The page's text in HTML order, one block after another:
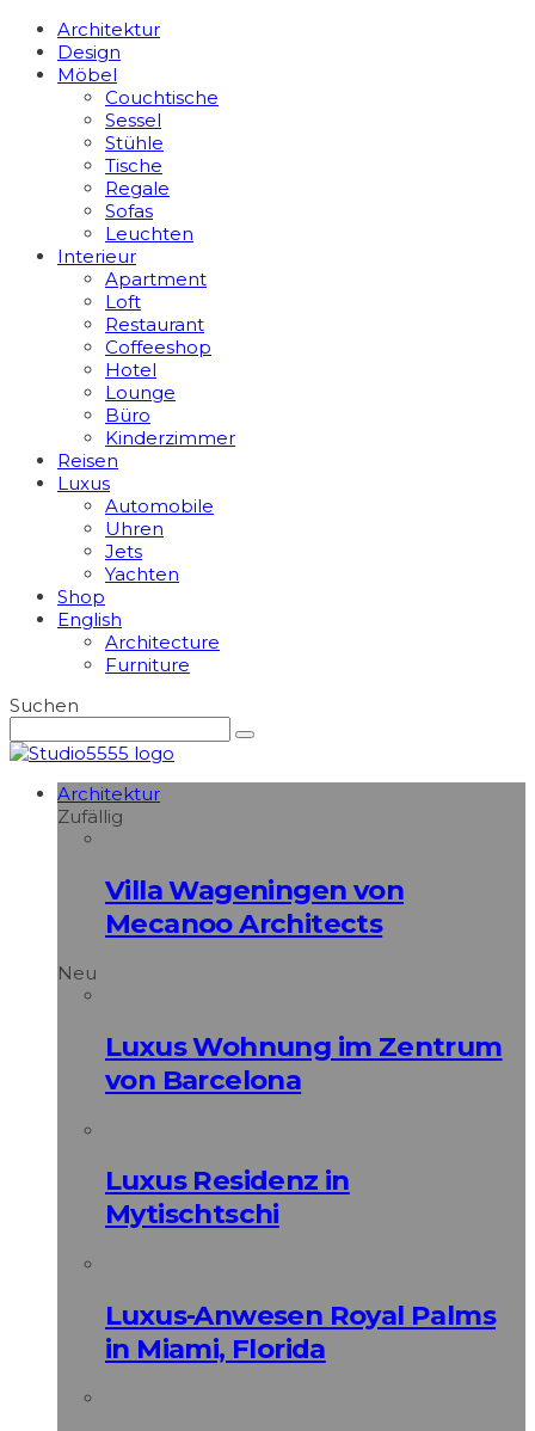
Architektur
Design
Möbel
Couchtische
Sessel
Stühle
Tische
Regale
Sofas
Leuchten
Interieur
Apart­ment
Loft
Restaurant
Coffeeshop
Hotel
Lounge
Büro
Kinderzimmer
Reisen
Luxus
Automobile
Uhren
Jets
Yachten
Shop
English
Architecture
Furniture
Suchen
Architektur
Zufällig
Villa Wageningen von
Mecanoo Architects
Neu
Luxus Wohnung im Zentrum
von Barcelona
Luxus Residenz in
Mytischtschi
Luxus-Anwesen Royal Palms
in Miami, Florida